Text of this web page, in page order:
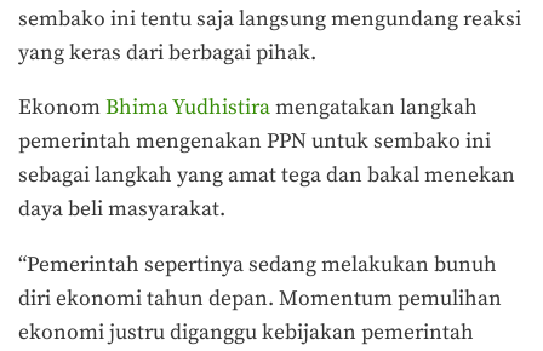
sembako ini tentu saja langsung mengundang reaksi
yang keras dari berbagai pihak.
EkonomBhima Yudhistiramengatakan langkah
pemerintah mengenakan PPN untuk sembako ini
sebagai langkah yang amat tega dan bakal menekan
daya beli masyarakat.
“Pemerintah sepertinya sedang melakukan bunuh
diri ekonomi tahun depan. Momentum pemulihan
ekonomi justru diganggu kebijakan pemerintah